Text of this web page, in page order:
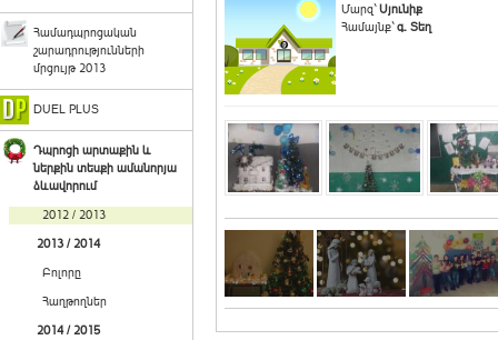
Համադպրոցական
շարադրությունների
մրցույթ 2013
DUEL PLUS
Դպրոցի արտաքին և
ներքին տեսքի ամանորյա
ձևավորում
2012 / 2013
2013 / 2014
Բոլորը
Հաղթողներ
2014 / 2015
Մարզ`Սյունիք
Համայնք`գ. Տեղ